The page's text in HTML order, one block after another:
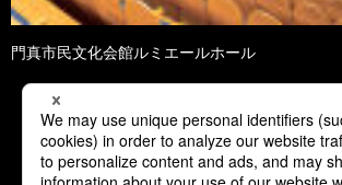
門真市民文化会館ルミエールホール
1 2 3 4 5